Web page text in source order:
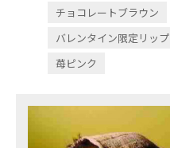
チョコレートブラウン
バレンタイン限定リップ
苺ピンク